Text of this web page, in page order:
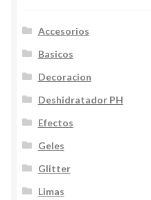
Accesorios
Basicos
Decoracion
Deshidratador PH
Efectos
Geles
Glitter
Limas